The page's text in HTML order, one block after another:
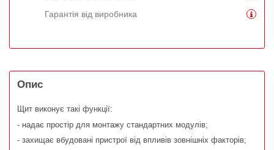
Гарантія від виробника
Опис
Щит виконує такі функції:
- надає простір для монтажу стандартних модулів;
- захищає вбудовані пристрої від впливів зовнішніх факторів;